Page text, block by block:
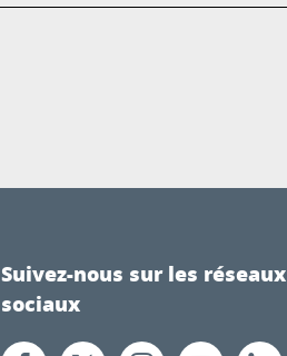
Suivez-nous sur les réseaux
sociaux